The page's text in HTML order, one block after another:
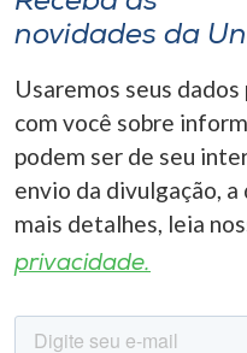
novidades da
Usaremos seus
com você sobre
podem ser de seu
envio da divulgação,
mais detalhes, leia
privacidade.